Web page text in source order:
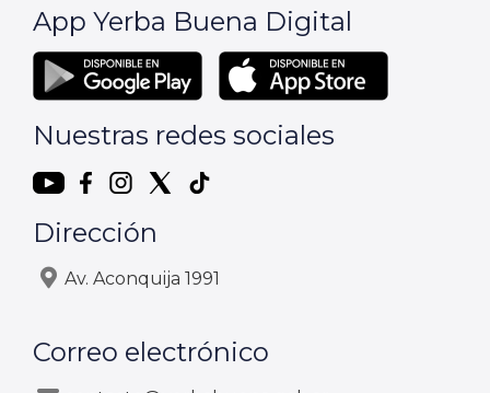
App Yerba Buena Digital
Nuestras redes sociales
Dirección
Av. Aconquija 1991
Correo electrónico